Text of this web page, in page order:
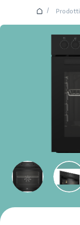
/ Prodotti